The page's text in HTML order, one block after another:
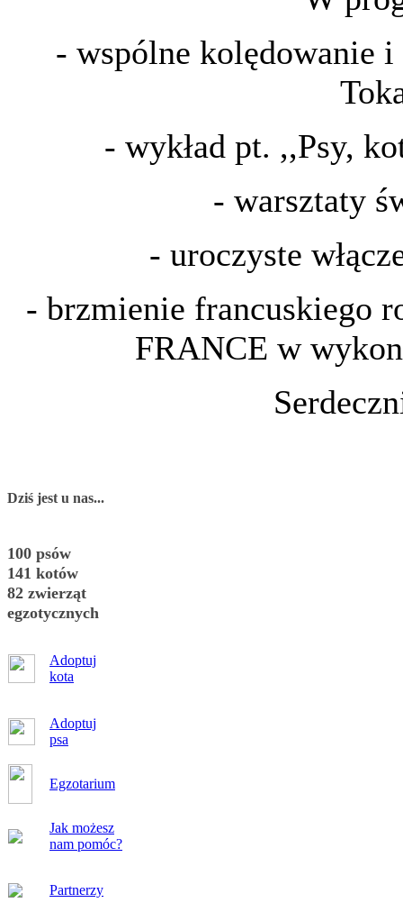
- wspólne kolędowanie
- wykład pt. ,,Psy,
- warsztaty
- uroczyste
- brzmienie francuskiego
FRANCE w
Dziś jest u nas...
100 psów
141 kotów
82 zwierząt
egzotycznych
Adoptuj
kota
Adoptuj
psa
Egzotarium
Jak możesz
nam pomóc?
Partnerzy